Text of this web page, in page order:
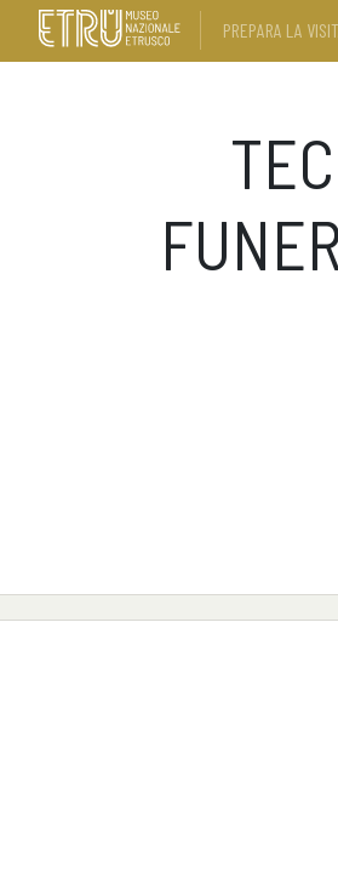
PREPARA LA